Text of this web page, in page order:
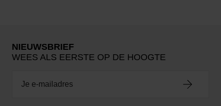
NIEUWSBRIEF
WEES ALS EERSTE OP DE HOOGTE